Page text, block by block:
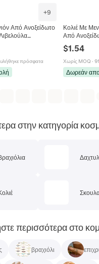
+9
Από Ανοξείδωτο
Λουλούδι Ζώο
πρόσφατα
Κολιέ Με
Από
Αλφάβητο A-
Γυναίκες
$1.54
Χωρίς MOQ ·
Δωρεάν
στην κατηγορία
περισσότερα στο
βραχιόλι